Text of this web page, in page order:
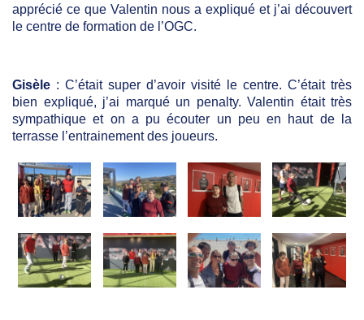
apprécié ce que Valentin nous a expliqué et j’ai découvert
le centre de formation de l’OGC.
Gisèle : C’était super d’avoir visité le centre. C’était très
bien expliqué, j’ai marqué un penalty. Valentin était très
sympathique et on a pu écouter un peu en haut de la
terrasse l’entrainement des joueurs.